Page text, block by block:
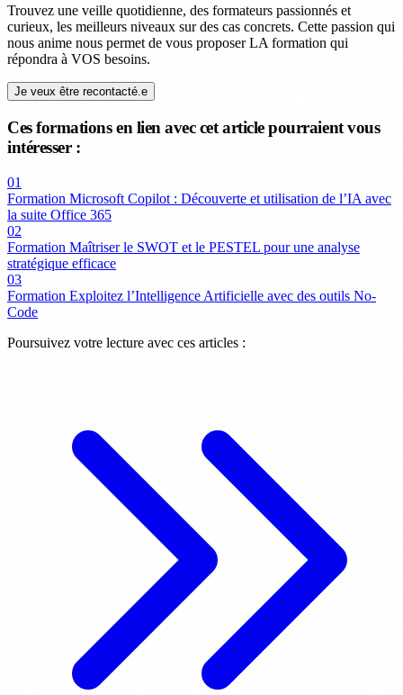
Trouvez une veille quotidienne, des formateurs passionnés et
curieux, les meilleurs niveaux sur des cas concrets. Cette passion qui
nous anime nous permet de vous proposer LA formation qui
répondra à VOS besoins.
Je veux être recontacté.e
Ces formations en lien avec cet article pourraient vous
intéresser :
01
Formation Microsoft Copilot : Découverte et utilisation de l’IA avec
la suite Office 365
02
Formation Maîtriser le SWOT et le PESTEL pour une analyse
stratégique efficace
03
Formation Exploitez l’Intelligence Artificielle avec des outils No-
Code
Poursuivez votre lecture avec ces articles :